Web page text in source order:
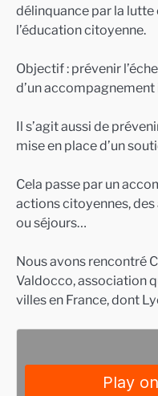
délinquance par la
l’éducation citoyenne.
Objectif : prévenir
d’un
Il s’agit aussi de
mise en place d’un
Cela passe par un
actions citoyennes,
ou séjours…
Nous avons rencontré
Valdocco, association
villes en France, dont